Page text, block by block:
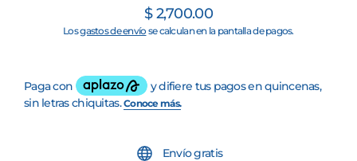
Precio
habitual
$ 2,700.00
Losgastos de envío se calculan en la pantalla de pagos.
Envío gratis